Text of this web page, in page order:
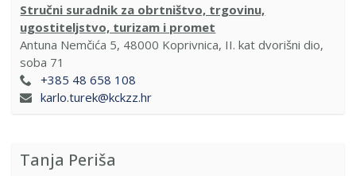
Stručni suradnik za obrtništvo, trgovinu,
ugostiteljstvo, turizam i promet
Antuna Nemčića 5, 48000 Koprivnica, II. kat dvorišni dio,
soba 71
+385 48 658 108
karlo.turek@kckzz.hr
Tanja Periša